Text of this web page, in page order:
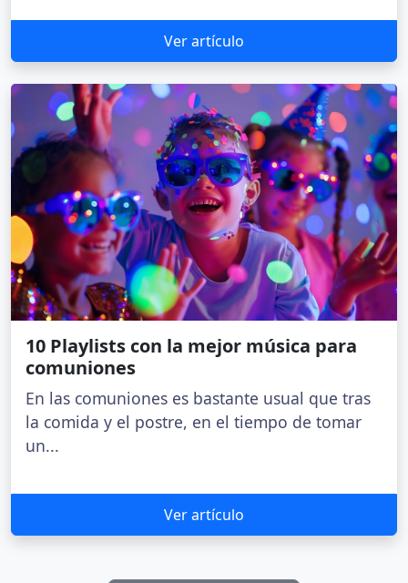
Ver artículo
10 Playlists con la mejor música para
comuniones
En las comuniones es bastante usual que tras
la comida y el postre, en el tiempo de tomar
un...
Ver artículo